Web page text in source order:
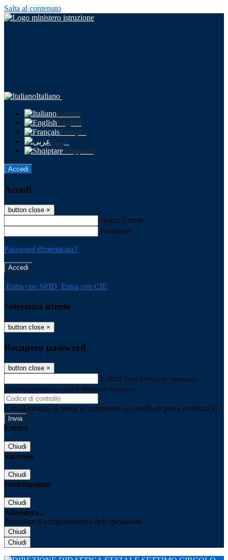
Salta al contenuto
Italiano
Italiano
English
Français
عربى
Shqiptare
Accedi
Accedi
button close ×
Nome Utente
Password
Password dimenticata?
-
Entra con SPID Entra con CIE
Seleziona utente
button close ×
Recupero password
button close ×
E-mail Verrà inviato un messaggio
all'indirizzo indicato con le istruzioni necessarie.
E-mail inviata, si prega di controllare la casella di posta elettronica!
Errore
Chiudi
Successo
Chiudi
Informazione
Chiudi
Attendere...
Attendere il completamento dell'operazione...
Chiudi
Chiudi